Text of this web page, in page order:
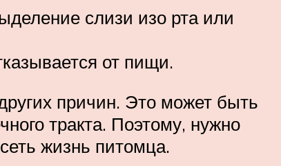
слизи изо рта или
от пищи.
причин. Это может быть
тракта. Поэтому, нужно
жизнь питомца.